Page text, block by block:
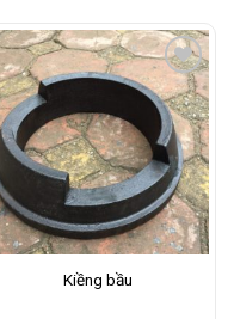
Add to
Wishlist
Kiềng bầu